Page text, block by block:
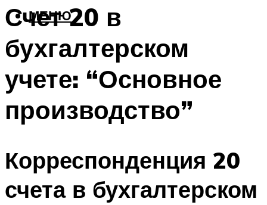
МЕНЮ
Счет 20 в
бухгалтерском
учете: “Основное
производство”
Корреспонденция 20
счета в бухгалтерском